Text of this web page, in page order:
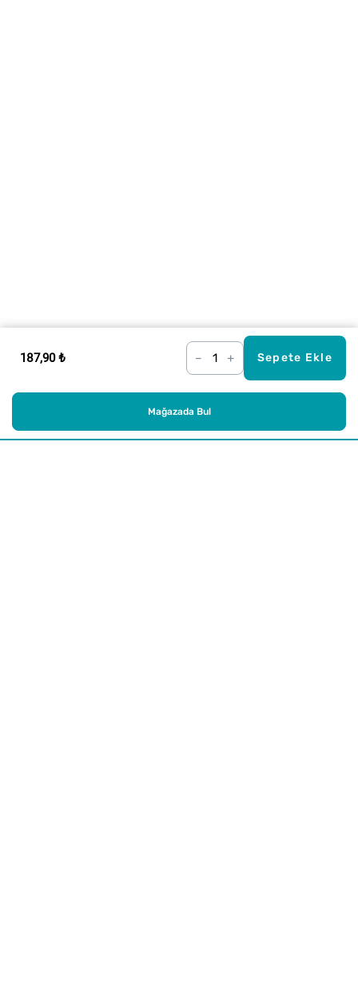
187,90 ₺ – + Sepete Ekle
Mağazada Bul